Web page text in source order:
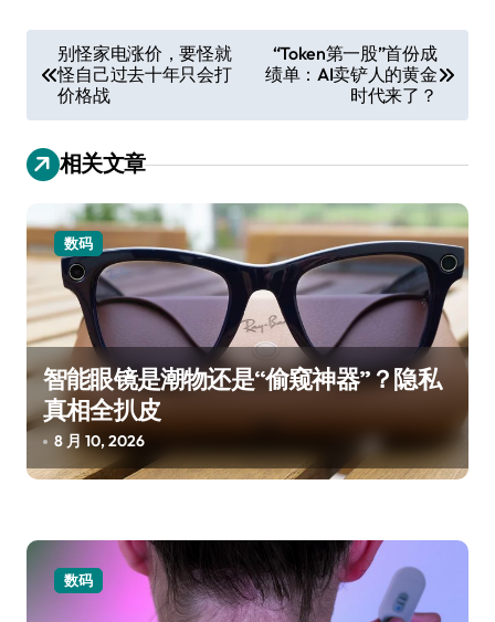
章
导
航
别怪家电涨价，要怪就
怪自己过去十年只会打
价格战
“Token第一股”首份成
绩单：AI卖铲人的黄金
时代来了？
相关文章
数码
智能眼镜是潮物还是“偷窥神器”？隐私
真相全扒皮
8 月 10, 2026
数码